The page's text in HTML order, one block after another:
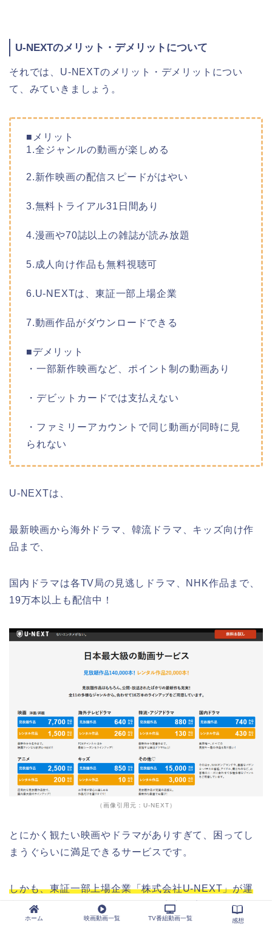
U-NEXTのメリット・デメリットについて
それでは、U-NEXTのメリット・デメリットについ
て、みていきましょう。
■メリット
1.全ジャンルの動画が楽しめる
2.新作映画の配信スピードがはやい
3.無料トライアル31日間あり
4.漫画や70誌以上の雑誌が読み放題
5.成人向け作品も無料視聴可
6.U-NEXTは、東証一部上場企業
7.動画作品がダウンロードできる
■デメリット
・一部新作映画など、ポイント制の動画あり
・デビットカードでは支払えない
・ファミリーアカウントで同じ動画が同時に見
られない
U-NEXTは、
最新映画から海外ドラマ、韓流ドラマ、キッズ向け作
品まで、
国内ドラマは各TV局の見逃しドラマ、NHK作品まで、
19万本以上も配信中！
（画像引用元：U-NEXT）
とにかく観たい映画やドラマがありすぎて、困ってし
まうぐらいに満足できるサービスです。
しかも、東証一部上場企業「株式会社U-NEXT」が運
営する動画配信サービスなので、安心・安全にご覧頂
けますよ。
ホーム 映画動画一覧 TV番組動画一覧 感想